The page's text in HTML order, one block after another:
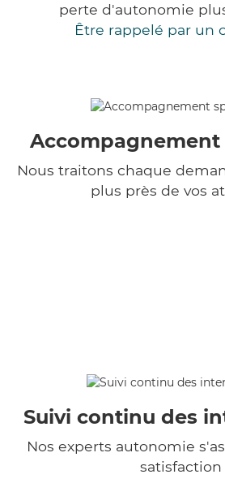
perte d'autonomie
Être rappelé par un
Nous traitons chaque
plus près de vos
Suivi continu des
Nos experts autonomie
satisfaction